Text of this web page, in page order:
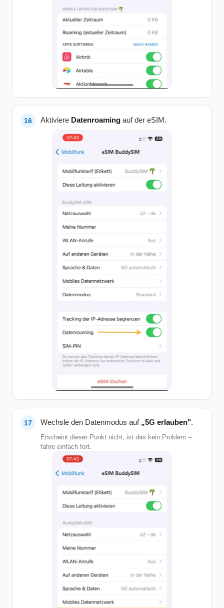
Aktiviere Datenroaming auf der eSIM.
Wechsle den Datenmodus auf „5G erlauben".
Erscheint dieser Punkt nicht, ist das kein Problem –
fahre einfach fort.